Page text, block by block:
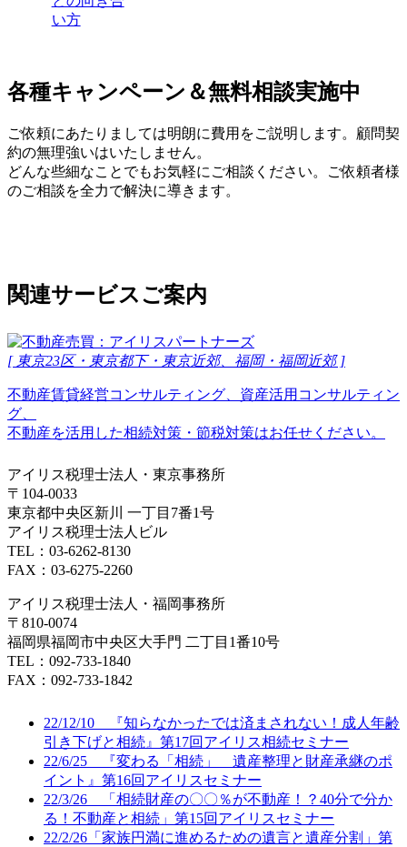
い方
各種キャンペーン＆無料相談実施中
ご依頼にあたりましては明朗に費用をご説明します。顧問契
約の無理強いはいたしません。
どんな些細なことでもお気軽にご相談ください。ご依頼者様
のご相談を全力で解決に導きます。
関連サービスご案内
[ 東京23区・東京都下・東京近郊、福岡・福岡近郊 ]
不動産賃貸経営コンサルティング、資産活用コンサルティン
グ、
不動産を活用した相続対策・節税対策はお任せください。
アイリス税理士法人・東京事務所
〒104-0033
東京都中央区新川 一丁目7番1号
アイリス税理士法人ビル
TEL：03-6262-8130
FAX：03-6275-2260
アイリス税理士法人・福岡事務所
〒810-0074
福岡県福岡市中央区大手門 二丁目1番10号
TEL：092-733-1840
FAX：092-733-1842
22/12/10 『知らなかったでは済まされない！成人年齢
引き下げと相続』第17回アイリス相続セミナー
22/6/25 『変わる「相続」 遺産整理と財産承継のポ
イント』第16回アイリスセミナー
22/3/26 「相続財産の〇〇％が不動産！？40分で分か
る！不動産と相続」第15回アイリスセミナー
22/2/26「家族円満に進めるための遺言と遺産分割」第